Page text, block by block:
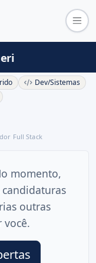
Dev/Sistemas
Full Stack
momento,
outras